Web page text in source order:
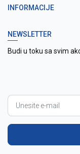
INFORMACIJE
NEWSLETTER
Budi u toku sa svim